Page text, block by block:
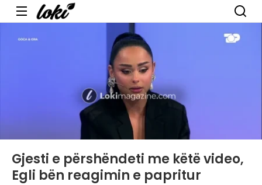
Menu
Gjesti e përshëndeti me këtë video,
Egli bën reagimin e papritur